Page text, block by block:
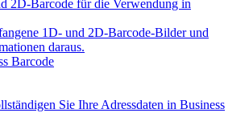
2D-Barcode für die Verwendung in
1D- und 2D-Barcode-Bilder und
daraus.
Barcode
Sie Ihre Adressdaten in Business